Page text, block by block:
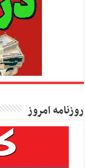
روزنامه امروز